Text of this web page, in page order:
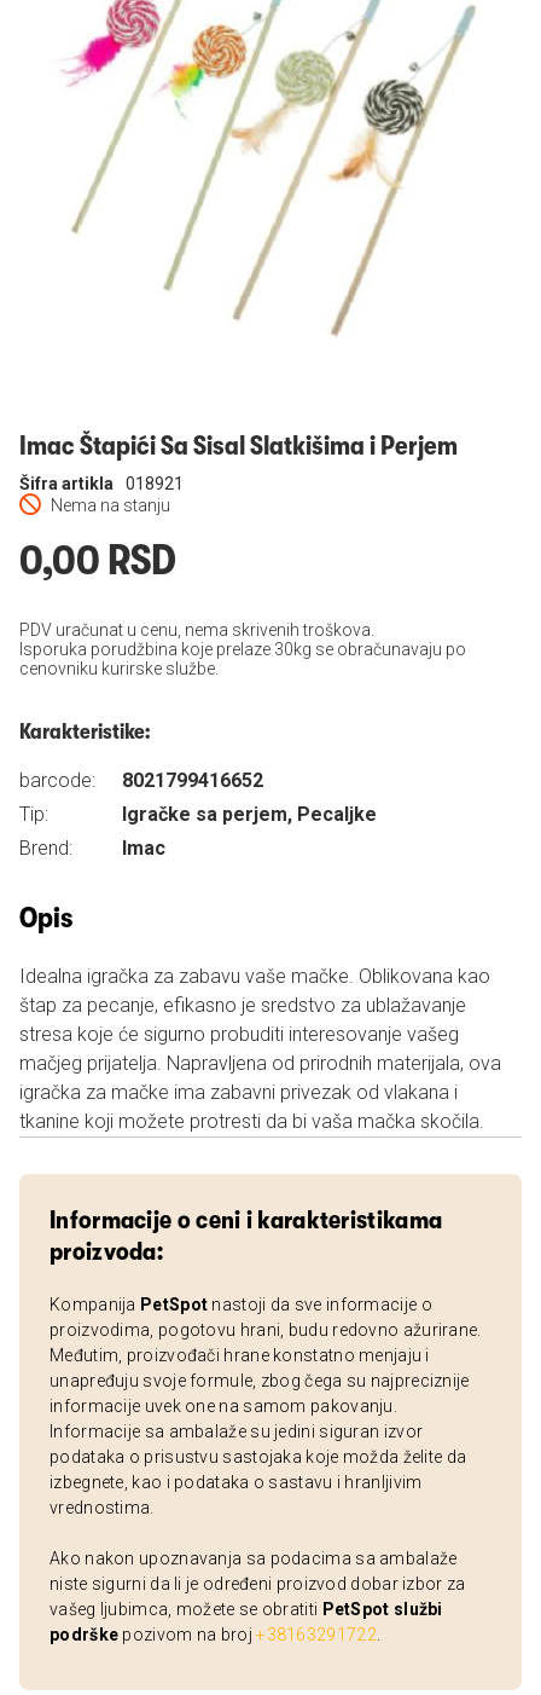
Prijavi se
Imac Štapići Sa Sisal Slatkišima i Perjem
Nema na stanju
Šifra artikla 018921
0,00 RSD
PDV uračunat u cenu, nema skrivenih troškova.
Isporuka porudžbina koje prelaze 30kg se obračunavaju po
cenovniku kurirske službe.
Karakteristike:
barcode:
8021799416652
Tip:
Igračke sa perjem, Pecaljke
Brend:
Imac
Opis
Idealna igračka za zabavu vaše mačke. Oblikovana kao
štap za pecanje, efikasno je sredstvo za ublažavanje
stresa koje će sigurno probuditi interesovanje vašeg
mačjeg prijatelja. Napravljena od prirodnih materijala, ova
igračka za mačke ima zabavni privezak od vlakana i
tkanine koji možete protresti da bi vaša mačka skočila.
Informacije o ceni i karakteristikama
proizvoda:
Kompanija PetSpot nastoji da sve informacije o
proizvodima, pogotovu hrani, budu redovno ažurirane.
Međutim, proizvođači hrane konstatno menjaju i
unapređuju svoje formule, zbog čega su najpreciznije
informacije uvek one na samom pakovanju.
Informacije sa ambalaže su jedini siguran izvor
podataka o prisustvu sastojaka koje možda želite da
izbegnete, kao i podataka o sastavu i hranljivim
vrednostima.
Ako nakon upoznavanja sa podacima sa ambalaže
niste sigurni da li je određeni proizvod dobar izbor za
vašeg ljubimca, možete se obratiti PetSpot službi
podrške pozivom na broj+38163291722